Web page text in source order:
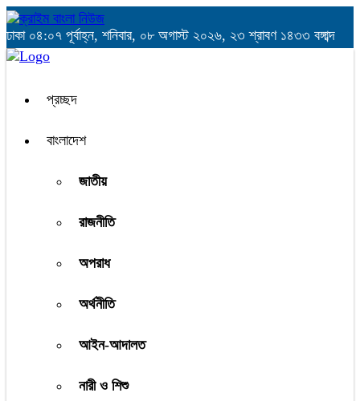
ঢাকা ০৪:০৭ পূর্বাহ্ন, শনিবার, ০৮ অগাস্ট ২০২৬, ২৩ শ্রাবণ ১৪৩৩ বঙ্গাব্দ
প্রচ্ছদ
বাংলাদেশ
জাতীয়
রাজনীতি
অপরাধ
অর্থনীতি
আইন-আদালত
নারী ও শিশু